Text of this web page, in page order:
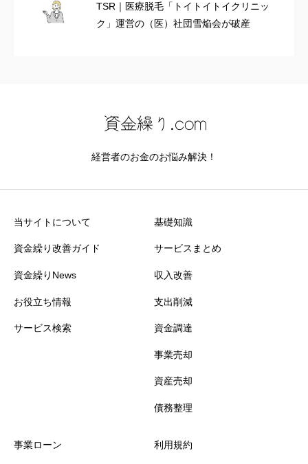
TSR｜医療脱毛「トイトイトイクリニッ
ク」運営の（医）社団雪焔会が破産
経営者のお金のお悩み解決！
当サイトについて
資金繰り改善ガイド
資金繰りNews
お役立ち情報
サービス検索
基礎知識
サービスまとめ
収入改善
支出削減
資金調達
事業売却
資産売却
債務整理
事業ローン 利用規約